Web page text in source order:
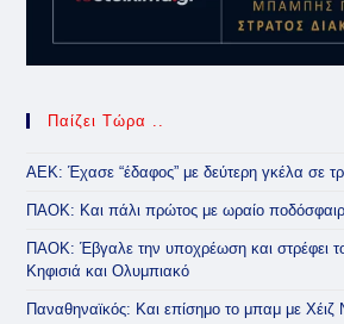
Παίζει Τώρα ..
ΑΕΚ: Έχασε “έδαφος” με δεύτερη γκέλα σε
ΠΑΟΚ: Και πάλι πρώτος με ωραίο
ΠΑΟΚ: Έβγαλε την υποχρέωση και στρέφει
Κηφισιά και Ολυμπιακό
Παναθηναϊκός: Και επίσημο το μπαμ με Χέιζ